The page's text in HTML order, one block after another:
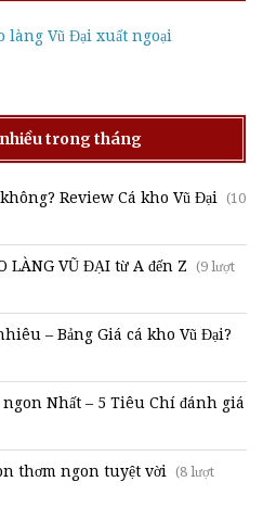
làng Vũ Đại xuất ngoại
trong tháng
Review Cá kho Vũ Đại (10
LÀNG VŨ ĐẠI từ A đến Z (9 lượt
– Bảng Giá cá kho Vũ Đại?
Nhất – 5 Tiêu Chí đánh giá
thơm ngon tuyệt vời (8 lượt